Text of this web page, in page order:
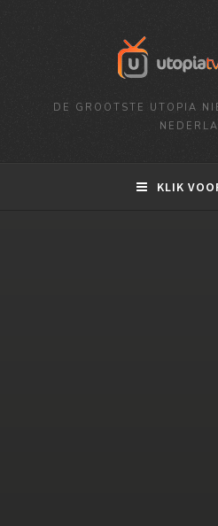
DE GROOTSTE UTOPIA
KLIK